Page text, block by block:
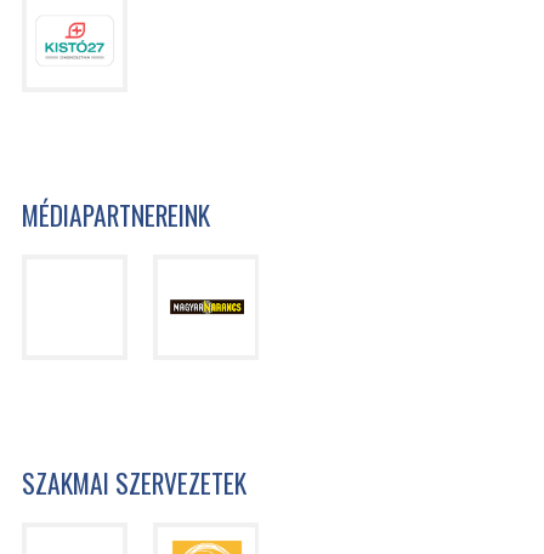
MÉDIAPARTNEREINK
SZAKMAI SZERVEZETEK